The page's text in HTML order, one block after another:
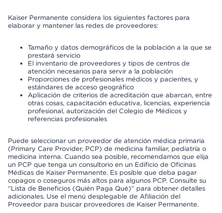
Kaiser Permanente considera los siguientes factores para
elaborar y mantener las redes de proveedores:
Tamaño y datos demográficos de la población a la que se
prestará servicio
El inventario de proveedores y tipos de centros de
atención necesarios para servir a la población
Proporciones de profesionales médicos y pacientes, y
estándares de acceso geográfico
Aplicación de criterios de acreditación que abarcan, entre
otras cosas, capacitación educativa, licencias, experiencia
profesional, autorización del Colegio de Médicos y
referencias profesionales
Puede seleccionar un proveedor de atención médica primaria
(Primary Care Provider, PCP) de medicina familiar, pediatría o
medicina interna. Cuando sea posible, recomendamos que elija
un PCP que tenga un consultorio en un Edificio de Oficinas
Médicas de Kaiser Permanente. Es posible que deba pagar
copagos o coseguros más altos para algunos PCP. Consulte su
“Lista de Beneficios (Quién Paga Qué)” para obtener detalles
adicionales. Use el menú desplegable de Afiliación del
Proveedor para buscar proveedores de Kaiser Permanente.